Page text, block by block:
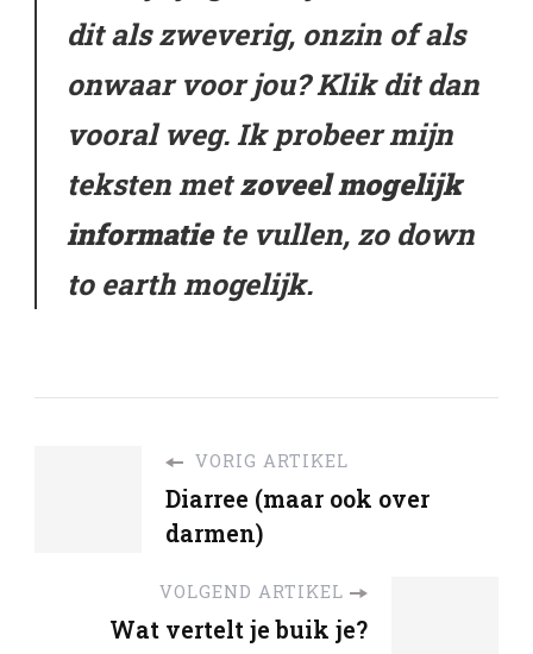
dit als zweverig, onzin of als
onwaar voor jou? Klik dit dan
vooral weg. Ik probeer mijn
teksten metzoveel mogelijk
informatiete vullen, zo down
to earth mogelijk.
VORIG ARTIKEL
Diarree (maar ook over
darmen)
VOLGEND ARTIKEL
Wat vertelt je buik je?